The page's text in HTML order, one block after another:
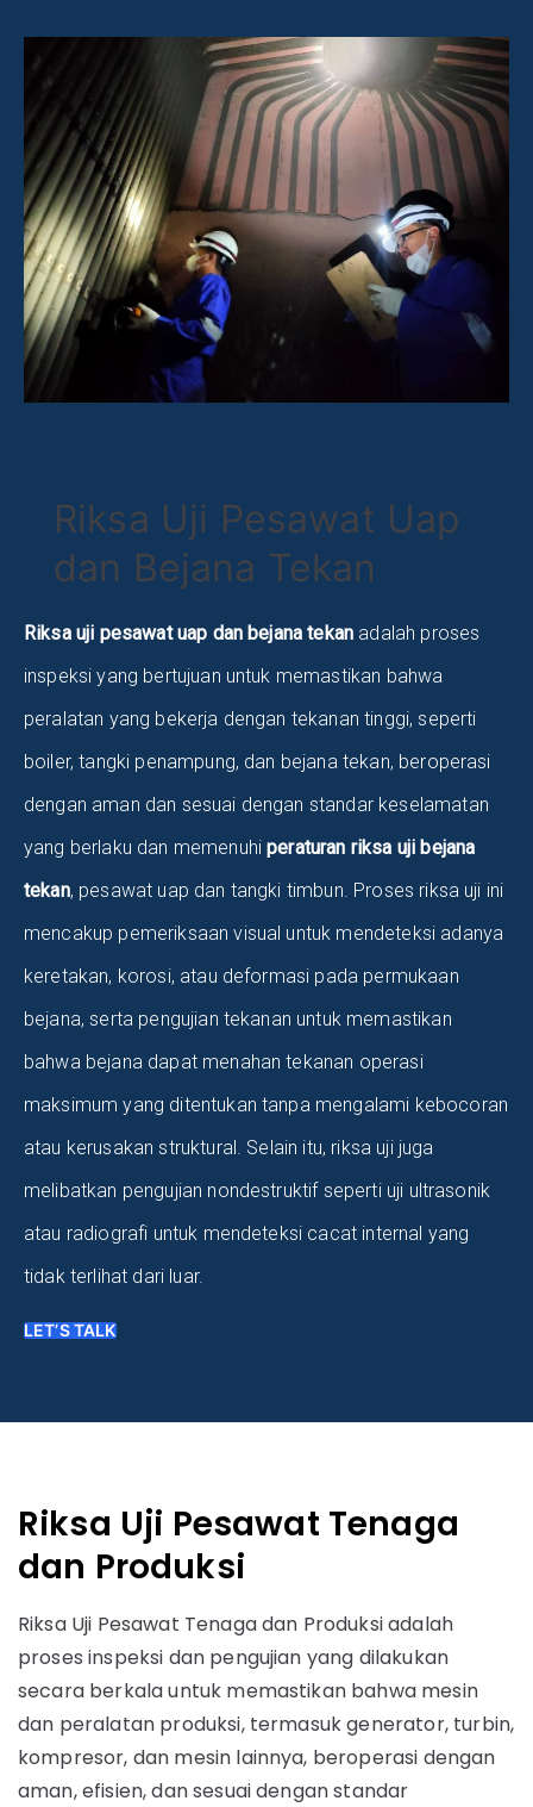
Riksa Uji Pesawat Uap
dan Bejana Tekan
Riksa uji pesawat uap dan bejana tekan adalah proses
inspeksi yang bertujuan untuk memastikan bahwa
peralatan yang bekerja dengan tekanan tinggi, seperti
boiler, tangki penampung, dan bejana tekan, beroperasi
dengan aman dan sesuai dengan standar keselamatan
yang berlaku dan memenuhiperaturan riksa uji bejana
tekan, pesawat uap dan tangki timbun. Proses riksa uji ini
mencakup pemeriksaan visual untuk mendeteksi adanya
keretakan, korosi, atau deformasi pada permukaan
bejana, serta pengujian tekanan untuk memastikan
bahwa bejana dapat menahan tekanan operasi
maksimum yang ditentukan tanpa mengalami kebocoran
atau kerusakan struktural. Selain itu, riksa uji juga
melibatkan pengujian nondestruktif seperti uji ultrasonik
atau radiografi untuk mendeteksi cacat internal yang
tidak terlihat dari luar.
LET’S TALK
Riksa Uji Pesawat Tenaga
dan Produksi
Riksa Uji Pesawat Tenaga dan Produksi adalah
proses inspeksi dan pengujian yang dilakukan
secara berkala untuk memastikan bahwa mesin
dan peralatan produksi, termasuk generator, turbin,
kompresor, dan mesin lainnya, beroperasi dengan
aman, efisien, dan sesuai dengan standar